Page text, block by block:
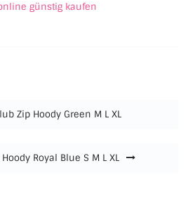
günstig kaufen
Zip Hoody Green M L XL
Royal Blue S M L XL